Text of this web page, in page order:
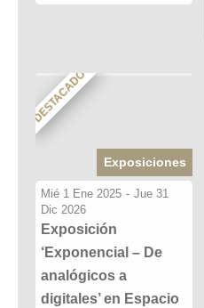
DESTACADO
Exposiciones
Mié 1 Ene 2025 - Jue 31
Dic 2026
Exposición
‘Exponencial – De
analógicos a
digitales’ en Espacio